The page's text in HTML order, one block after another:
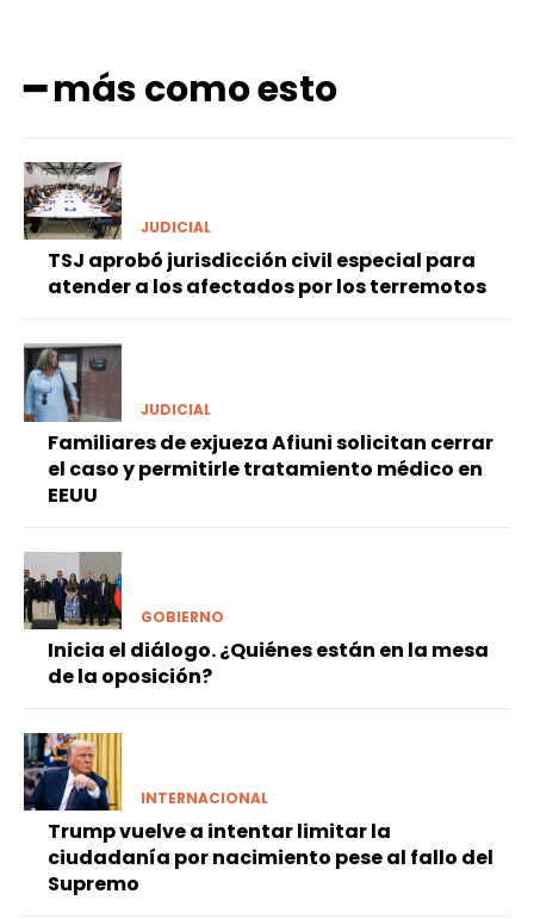
━ más como esto
JUDICIAL
TSJ aprobó jurisdicción civil especial para
atender a los afectados por los terremotos
JUDICIAL
Familiares de exjueza Afiuni solicitan cerrar
el caso y permitirle tratamiento médico en
EEUU
GOBIERNO
Inicia el diálogo. ¿Quiénes están en la mesa
de la oposición?
INTERNACIONAL
Trump vuelve a intentar limitar la
ciudadanía por nacimiento pese al fallo del
Supremo